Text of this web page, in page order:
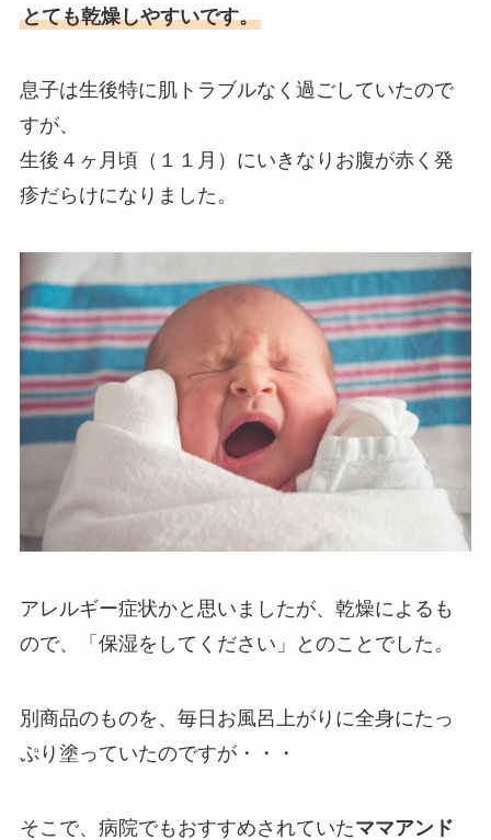
とても乾燥しやすいです。
息子は生後特に肌トラブルなく過ごしていたので
すが、
生後４ヶ月頃（１１月）にいきなりお腹が赤く発
疹だらけになりました。
アレルギー症状かと思いましたが、乾燥によるも
ので、「保湿をしてください」とのことでした。
別商品のものを、毎日お風呂上がりに全身にたっ
ぷり塗っていたのですが・・・
そこで、病院でもおすすめされていたママアンド